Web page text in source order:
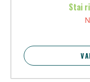
Stai